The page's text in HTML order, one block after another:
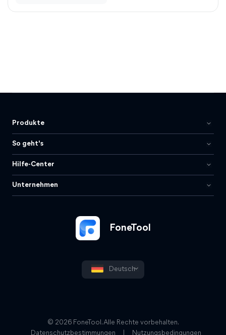
FoneTool
Deutsch
Produkte
So geht's
Hilfe-Center
Unternehmen
© 2026 FoneTool. Alle Rechte vorbehalten.
Datenschutzbestimmungen
Nutzungsbedingungen